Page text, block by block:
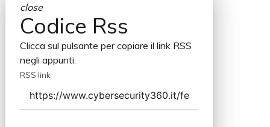
close
Codice Rss
Clicca sul pulsante per copiare il link RSS
negli appunti.
RSS link